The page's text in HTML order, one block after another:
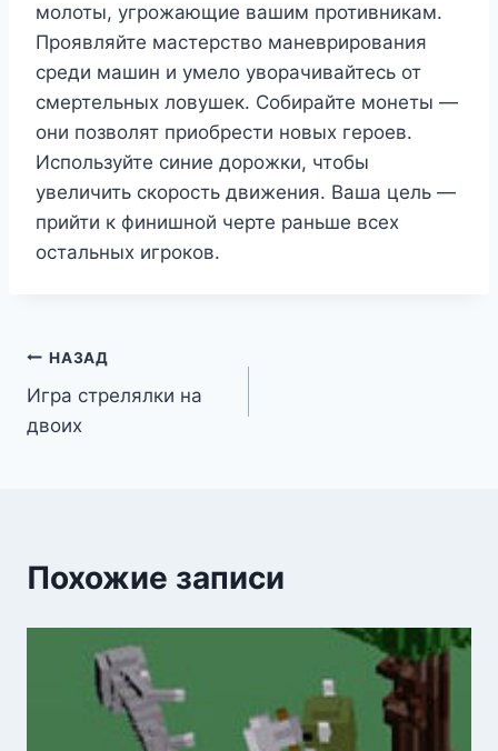
молоты, угрожающие вашим противникам.
Проявляйте мастерство маневрирования
среди машин и умело уворачивайтесь от
смертельных ловушек. Собирайте монеты —
они позволят приобрести новых героев.
Используйте синие дорожки, чтобы
увеличить скорость движения. Ваша цель —
прийти к финишной черте раньше всех
остальных игроков.
Навигация
по
НАЗАД
Игра стрелялки на
двоих
Похожие записи